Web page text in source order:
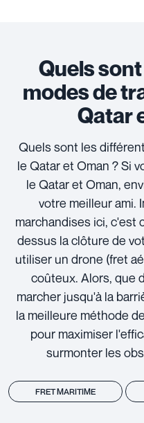
Quels
modes de
Qatar
Quels sont les
le Qatar et Oman ? Si
le Qatar et Oman,
votre meilleur ami.
marchandises ici, c'est
dessus la clôture de
utiliser un drone (fret
coûteux. Alors, que
marcher jusqu'à la
la meilleure méthode
pour maximiser
surmonter les
FRET MARITIME